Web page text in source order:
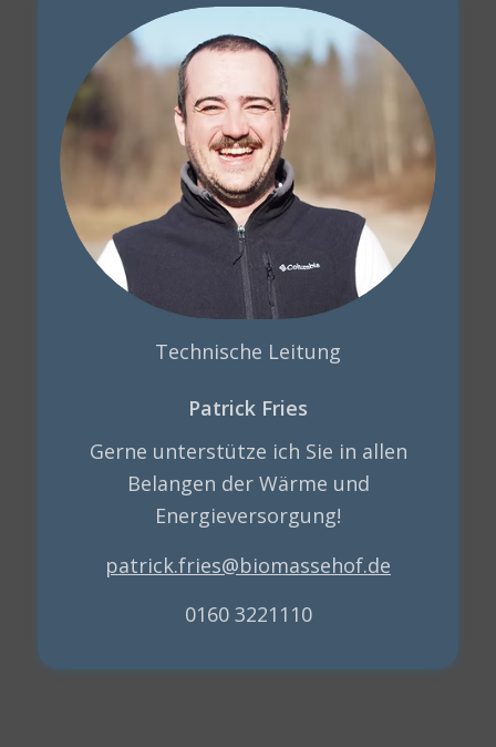
Technische Leitung
Patrick Fries
Gerne unterstütze ich Sie in allen
Belangen der Wärme und
Energieversorgung!
patrick.fries@biomassehof.de
0160 3221110